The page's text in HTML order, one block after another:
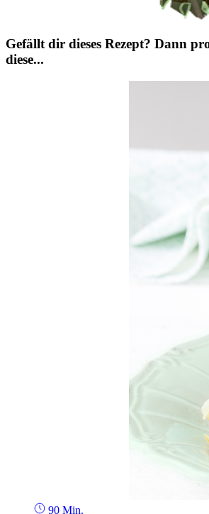
Gefällt dir dieses Rezept? Dann
diese...
90 Min.